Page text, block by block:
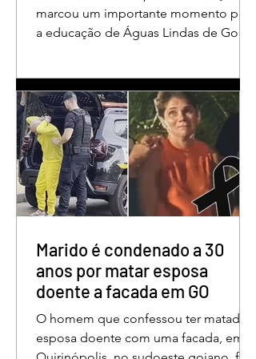
em Águas Lindas
marcou um importante momento para
a educação de Águas Lindas de Goiás,
para promover conhecimento,
reflexão, troca de experiências e
valorização daqueles que exercem um
papel fundamental na formação das
futuras gerações. Durante o evento, o
secretário municipal de Educação,
Denildson Oliveira, destacou que o
aos educadores muito mais do que
Marido é condenado a 30
anos por matar esposa
doente a facada em GO
O homem que confessou ter matado a
esposa doente com uma facada, em